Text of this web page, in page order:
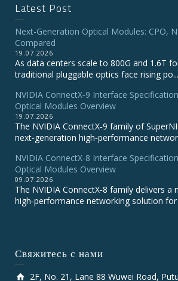
Latest Post
Next-Generation Optical Modules: CPO,
Compared
19.07.2026
As data centers scale to 800G and 1.6T
traditional pluggable optics face rising po...
NVIDIA ConnectX‑9 Interface
Optical Modules Overview
19.07.2026
The NVIDIA ConnectX‑9 family of
next‑generation high‑performance
NVIDIA ConnectX-8 Interface
Optical Modules Overview
09.07.2026
The NVIDIA ConnectX‑8 family delivers a
high‑performance networking solution for
Свяжитесь с нами
2F, No. 21, Lane 88 Wuwei Road,